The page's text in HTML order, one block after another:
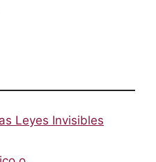
Leyes Invisibles